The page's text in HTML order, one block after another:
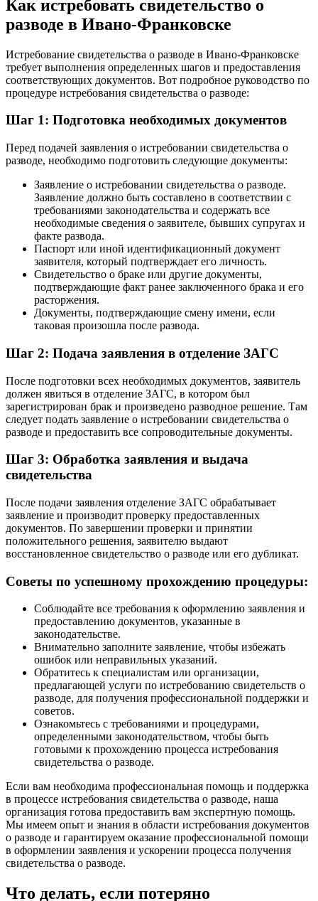
Как истребовать свидетельство о
разводе в Ивано-Франковске
Истребование свидетельства о разводе в Ивано-Франковске
требует выполнения определенных шагов и предоставления
соответствующих документов. Вот подробное руководство по
процедуре истребования свидетельства о разводе:
Шаг 1: Подготовка необходимых документов
Перед подачей заявления о истребовании свидетельства о
разводе, необходимо подготовить следующие документы:
Заявление о истребовании свидетельства о разводе.
Заявление должно быть составлено в соответствии с
требованиями законодательства и содержать все
необходимые сведения о заявителе, бывших супругах и
факте развода.
Паспорт или иной идентификационный документ
заявителя, который подтверждает его личность.
Свидетельство о браке или другие документы,
подтверждающие факт ранее заключенного брака и его
расторжения.
Документы, подтверждающие смену имени, если
таковая произошла после развода.
Шаг 2: Подача заявления в отделение ЗАГС
После подготовки всех необходимых документов, заявитель
должен явиться в отделение ЗАГС, в котором был
зарегистрирован брак и произведено разводное решение. Там
следует подать заявление о истребовании свидетельства о
разводе и предоставить все сопроводительные документы.
Шаг 3: Обработка заявления и выдача
свидетельства
После подачи заявления отделение ЗАГС обрабатывает
заявление и производит проверку предоставленных
документов. По завершении проверки и принятии
положительного решения, заявителю выдают
восстановленное свидетельство о разводе или его дубликат.
Советы по успешному прохождению процедуры:
Соблюдайте все требования к оформлению заявления и
предоставлению документов, указанные в
законодательстве.
Внимательно заполните заявление, чтобы избежать
ошибок или неправильных указаний.
Обратитесь к специалистам или организации,
предлагающей услуги по истребованию свидетельств о
разводе, для получения профессиональной поддержки и
советов.
Ознакомьтесь с требованиями и процедурами,
определенными законодательством, чтобы быть
готовыми к прохождению процесса истребования
свидетельства о разводе.
Если вам необходима профессиональная помощь и поддержка
в процессе истребования свидетельства о разводе, наша
организация готова предоставить вам экспертную помощь.
Мы имеем опыт и знания в области истребования документов
о разводе и гарантируем оказание профессиональной помощи
в оформлении заявления и ускорении процесса получения
свидетельства о разводе.
Что делать, если потеряно